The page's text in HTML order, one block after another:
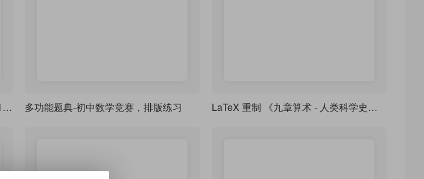
什么是数学-第4版.复旦大学出版社,2017，排版练习 多功能题典-初中数学竞赛，排版练习 LaTeX 重制 《九章算术 - 人类科学史上应用数学的最早巅峰》，排版练习